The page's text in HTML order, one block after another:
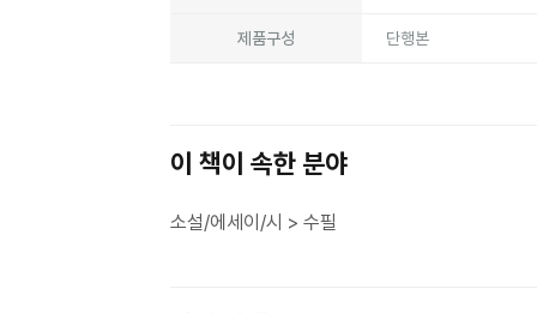
제품구성 단행본
이 책이 속한 분야
소설/에세이/시 > 수필